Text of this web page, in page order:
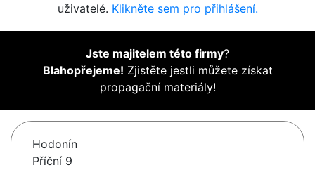
uživatelé. Klikněte sem pro přihlášení.
Jste majitelem této firmy?
Blahopřejeme! Zjistěte jestli můžete získat
propagační materiály!
Hodonín
Příční 9